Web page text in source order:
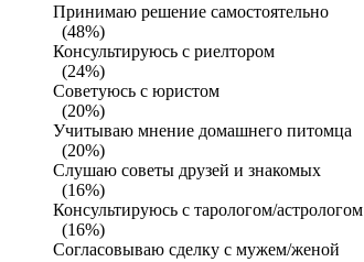
Принимаю решение самостоятельно
(48%)
Консультируюсь с риелтором
(24%)
Советуюсь с юристом
(20%)
Учитываю мнение домашнего питомца
(20%)
Слушаю советы друзей и знакомых
(16%)
Консультируюсь с тарологом/астрологом
(16%)
Согласовываю сделку с мужем/женой